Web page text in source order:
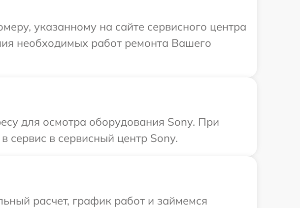
указанному на сайте сервисного центра
необходимых работ ремонта Вашего
для осмотра оборудования Sony. При
сервис в сервисный центр Sony.
расчет, график работ и займемся